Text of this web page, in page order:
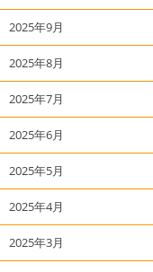
2025年9月
2025年8月
2025年7月
2025年6月
2025年5月
2025年4月
2025年3月